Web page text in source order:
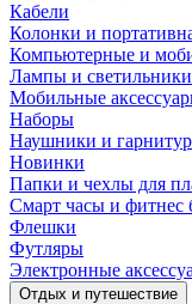
Кабели
Колонки и
Компьютерные и
Лампы и светильники
Мобильные
Наборы
Наушники и
Новинки
Папки и чехлы для
Смарт часы и фитнес
Флешки
Футляры
Электронные
Отдых и путешествие